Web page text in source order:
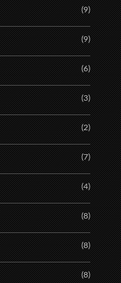
(9)
(9)
(6)
(3)
(2)
(7)
(4)
(8)
(8)
(8)